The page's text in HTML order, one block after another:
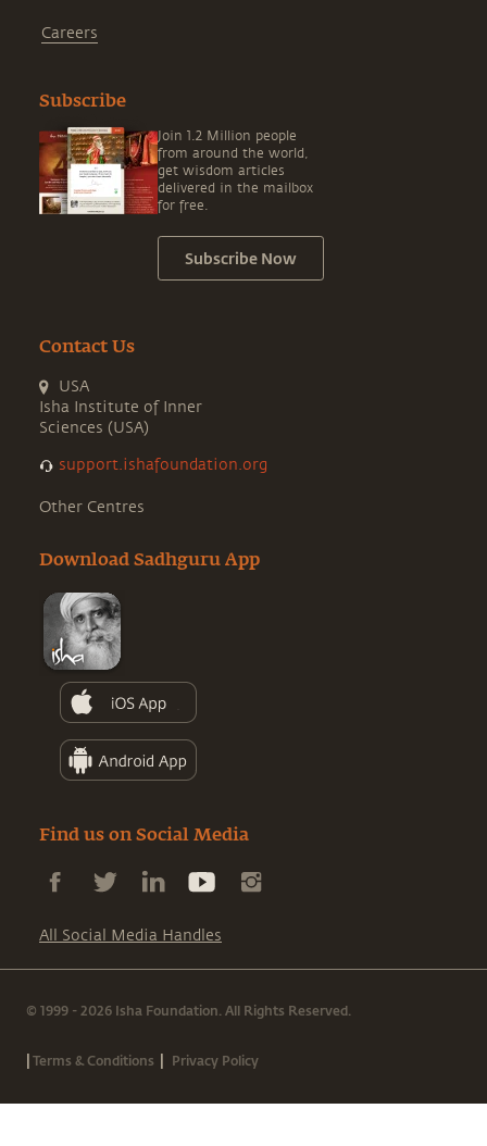
Careers
Subscribe
Join 1.2 Million people
from around the world,
get wisdom articles
delivered in the mailbox
for free.
Subscribe Now
Contact Us
USA
Isha Institute of Inner
Sciences (USA)
support.ishafoundation.org
Other Centres
Download Sadhguru App
Find us on Social Media
All Social Media Handles
© 1999 - 2026 Isha Foundation. All Rights Reserved.
|Terms & Conditions | Privacy Policy